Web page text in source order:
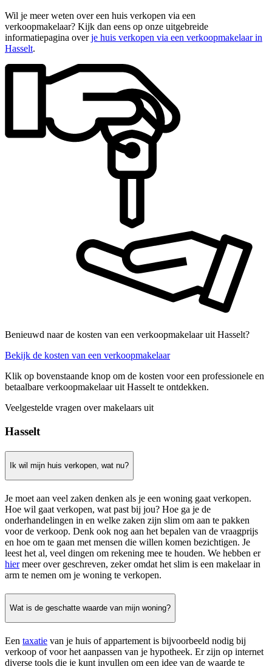
Wil je meer weten over een huis verkopen via een
verkoopmakelaar? Kijk dan eens op onze uitgebreide
informatiepagina overje huis verkopen via een verkoopmakelaar in
Hasselt.
Benieuwd naar de kosten van een verkoopmakelaar uit Hasselt?
Bekijk de kosten van een verkoopmakelaar
Klik op bovenstaande knop om de kosten voor een professionele en
betaalbare verkoopmakelaar uit Hasselt te ontdekken.
Veelgestelde vragen over makelaars uit
Hasselt
Ik wil mijn huis verkopen, wat nu?
Je moet aan veel zaken denken als je een woning gaat verkopen.
Hoe wil gaat verkopen, wat past bij jou? Hoe ga je de
onderhandelingen in en welke zaken zijn slim om aan te pakken
voor de verkoop. Denk ook nog aan het bepalen van de vraagprijs
en hoe om te gaan met mensen die willen komen bezichtigen. Je
leest het al, veel dingen om rekening mee te houden. We hebben er
hiermeer over geschreven, zeker omdat het slim is een makelaar in
arm te nemen om je woning te verkopen.
Wat is de geschatte waarde van mijn woning?
Een taxatie van je huis of appartement is bijvoorbeeld nodig bij
verkoop of voor het aanpassen van je hypotheek. Er zijn op internet
diverse tools die je kunt invullen om een idee van de waarde te